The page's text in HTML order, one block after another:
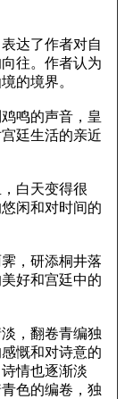
达了作者对自
往。作者认为
的境界。
鸣的声音，皇
廷生活的亲近
白天变得很
闲和对时间的
，研添桐井落
好和宫廷中的
，翻卷青编独
慨和对诗意的
情也逐渐淡
色的编卷，独